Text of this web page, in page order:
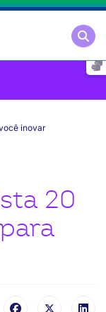
inovar
20